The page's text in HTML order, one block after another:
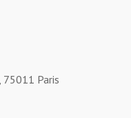
75011 Paris